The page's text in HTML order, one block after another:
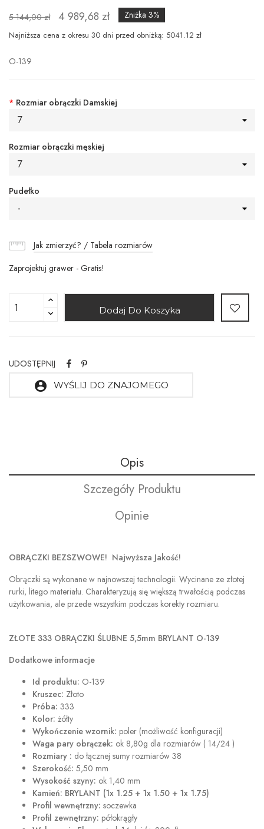
5 144,00 zł 4 989,68 zł Zniżka 3%
Najniższa cena z okresu 30 dni przed obniżką: 5041.12 zł
O-139
* Rozmiar obrączki Damskiej
7
Rozmiar obrączki męskiej
7
Pudełko
-
Jak zmierzyć? / Tabela rozmiarów
Zaprojektuj grawer - Gratis!
Dodaj Do Koszyka
UDOSTĘPNIJ
account_circle WYŚLIJ DO ZNAJOMEGO
Opis
Szczegóły Produktu
Opinie
OBRĄCZKI BEZSZWOWE! Najwyższa Jakość!
Obrączki są wykonane w najnowszej technologii. Wycinane ze złotej
rurki, litego materiału. Charakteryzują się większą trwałością podczas
użytkowania, ale przede wszystkim podczas korekty rozmiaru.
ZŁOTE 333 OBRĄCZKI ŚLUBNE 5,5mm BRYLANT O-139
Dodatkowe informacje
Id produktu: O-139
Kruszec: Złoto
Próba: 333
Kolor: żółty
Wykończenie wzornik: poler (możliwość konfiguracji)
Waga pary obrączek: ok 8,80g dla rozmiarów ( 14/24 )
Rozmiary : do łącznej sumy rozmiarów 38
Szerokość: 5,50 mm
Wysokość szyny: ok 1,40 mm
Kamień: BRYLANT (1x 1.25 + 1x 1.50 + 1x 1.75)
Profil wewnętrzny: soczewka
Profil zewnętrzny: półokrągły